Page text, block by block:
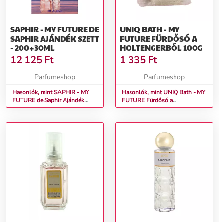
SAPHIR - MY FUTURE DE
SAPHIR AJÁNDÉK SZETT
- 200+30ML
12 125 Ft
Parfumeshop
Hasonlók, mint SAPHIR - MY
FUTURE de Saphir Ajándék
szett - 200+30ml
UNIQ BATH - MY
FUTURE FÜRDŐSÓ A
HOLTENGERBŐL 100G
1 335 Ft
Parfumeshop
Hasonlók, mint UNIQ Bath - MY
FUTURE Fürdősó a
holtengerből 100g